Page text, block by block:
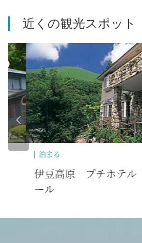
近くの観光スポット
泊まる
プチホテル ブラッサム